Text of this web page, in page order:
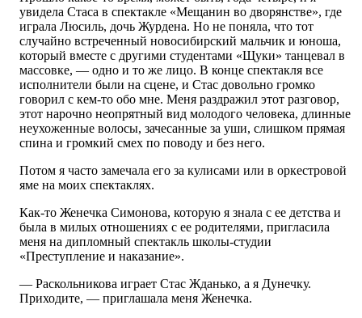
увидела Стаса в спектакле «Мещанин во дворянстве», где
играла Люсиль, дочь Журдена. Но не поняла, что тот
случайно встреченный новосибирский мальчик и юноша,
который вместе с другими студентами «Щуки» танцевал в
массовке, — одно и то же лицо. В конце спектакля все
исполнители были на сцене, и Стас довольно громко
говорил с кем-то обо мне. Меня раздражил этот разговор,
этот нарочно неопрятный вид молодого человека, длинные
неухоженные волосы, зачесанные за уши, слишком прямая
спина и громкий смех по поводу и без него.
Потом я часто замечала его за кулисами или в оркестровой
яме на моих спектаклях.
Как-то Женечка Симонова, которую я знала с ее детства и
была в милых отношениях с ее родителями, пригласила
меня на дипломный спектакль школы-студии
«Преступление и наказание».
— Раскольникова играет Стас Жданько, а я Дунечку.
Приходите, — приглашала меня Женечка.